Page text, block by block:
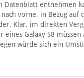
Datenblatt entnehmen
vorne, in Bezug auf
Klar, im direkten
eines Galaxy S8
würde sich ein